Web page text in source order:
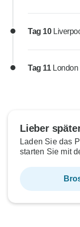
Tag 10
Tag 11 London
Lieber
Laden Sie das
starten Sie mit